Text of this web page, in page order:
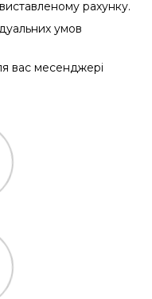
рахунку.
умов
вас месенджері